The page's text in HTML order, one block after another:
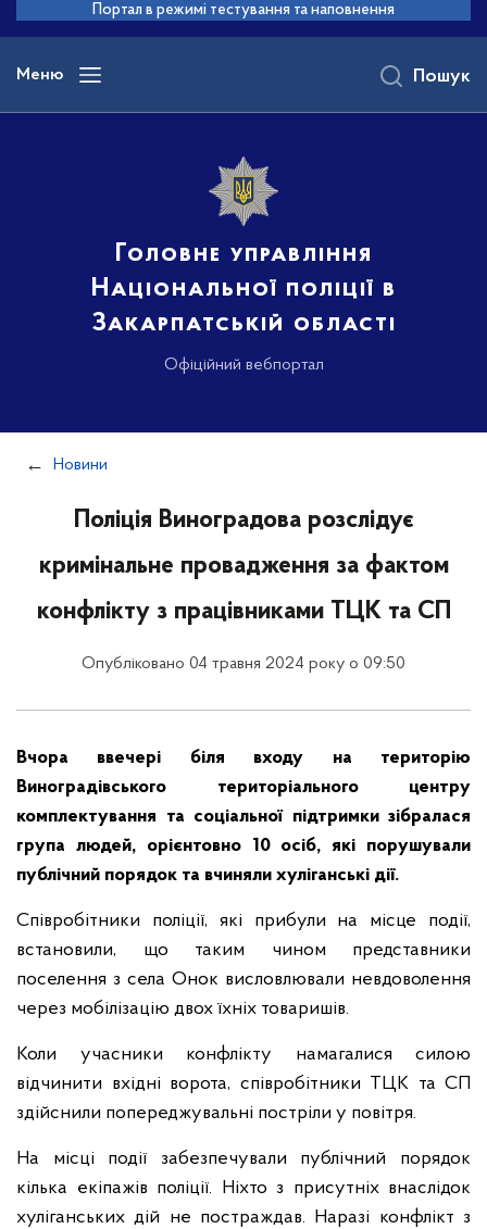
основного
вмісту
Портал в режимі тестування та наповнення
Меню
Головне управління
Національної поліції в
Закарпатській області
Офіційний вебпортал
Пошук
Новини
Поліція Виноградова розслідує
кримінальне провадження за фактом
конфлікту з працівниками ТЦК та СП
Опубліковано 04 травня 2024 року о 09:50
Вчора ввечері біля входу на територію
Виноградівського територіального центру
комплектування та соціальної підтримки зібралася
група людей, орієнтовно 10 осіб, які порушували
публічний порядок та вчиняли хуліганські дії.
Співробітники поліції, які прибули на місце події,
встановили, що таким чином представники
поселення з села Онок висловлювали невдоволення
через мобілізацію двох їхніх товаришів.
Коли учасники конфлікту намагалися силою
відчинити вхідні ворота, співробітники ТЦК та СП
здійснили попереджувальні постріли у повітря.
На місці події забезпечували публічний порядок
кілька екіпажів поліції. Ніхто з присутніх внаслідок
хуліганських дій не постраждав. Наразі конфлікт з